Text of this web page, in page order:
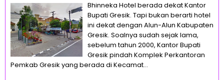
Bhinneka Hotel berada dekat Kantor
Bupati Gresik. Tapi bukan berarti hotel
ini dekat dengan Alun-Alun Kabupaten
Gresik. Soalnya sudah sejak lama,
sebelum tahun 2000, Kantor Bupati
Gresik pindah Komplek Perkantoran
Pemkab Gresik yang berada di Kecamat...